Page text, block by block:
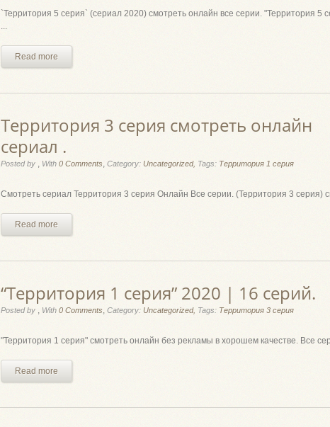
`Территория 5 серия` (сериал 2020) смотреть онлайн все серии. "Территория 5
...
Read more
Территория 3 серия смотреть онлайн
сериал .
Posted by , With 0 Comments, Category: Uncategorized, Tags: Территория 1 серия
Смотреть сериал Территория 3 серия Онлайн Все серии. (Территория 3 серия)
Read more
“Территория 1 серия” 2020 | 16 серий.
Posted by , With 0 Comments, Category: Uncategorized, Tags: Территория 3 серия
"Территория 1 серия" смотреть онлайн без рекламы в хорошем качестве. Все
Read more